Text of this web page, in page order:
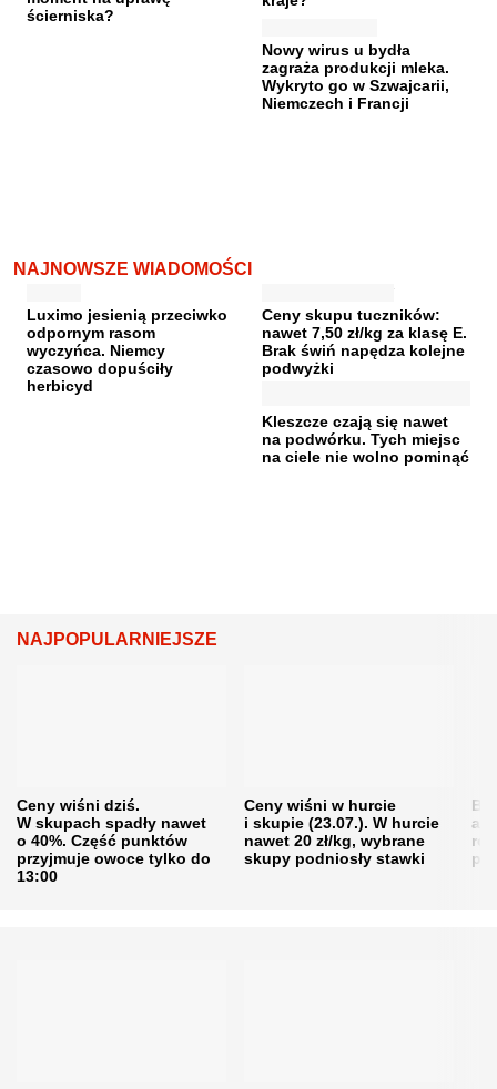
ścierniska?
Nowy wirus u bydła
zagraża produkcji mleka.
Wykryto go w Szwajcarii,
Niemczech i Francji
NAJNOWSZE WIADOMOŚCI
Luximo jesienią przeciwko
odpornym rasom
wyczyńca. Niemcy
czasowo dopuściły
herbicyd
Ceny skupu tuczników:
nawet 7,50 zł/kg za klasę E.
Brak świń napędza kolejne
podwyżki
Kleszcze czają się nawet
na podwórku. Tych miejsc
na ciele nie wolno pominąć
NAJPOPULARNIEJSZE
Ceny wiśni dziś.
W skupach spadły nawet
o 40%. Część punktów
przyjmuje owoce tylko do
13:00
Ceny wiśni w hurcie
i skupie (23.07.). W hurcie
nawet 20 zł/kg, wybrane
skupy podniosły stawki